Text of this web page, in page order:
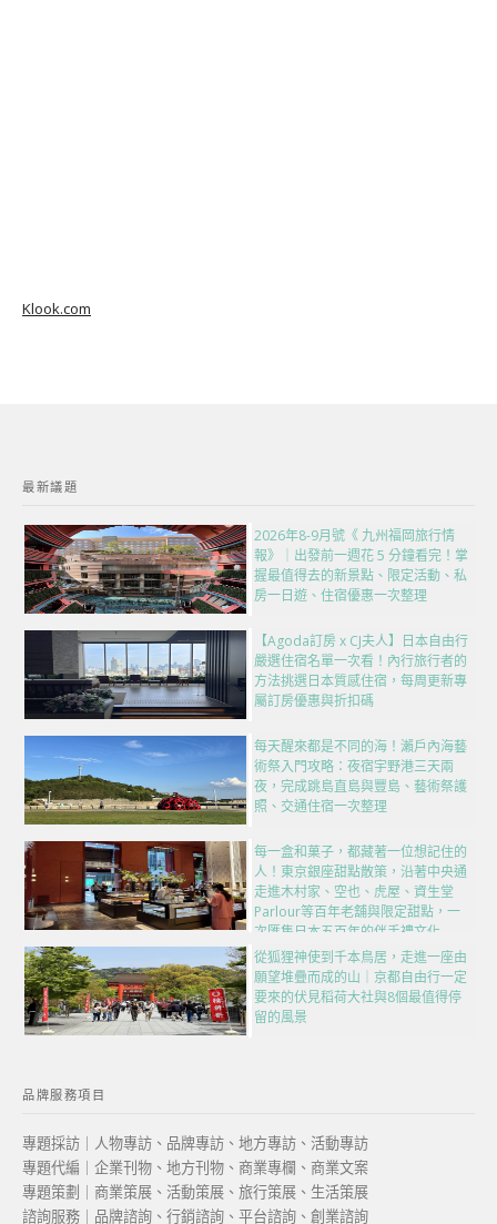
Klook.com
最新議題
2026年8-9月號《 九州福岡旅行情
報》｜出發前一週花 5 分鐘看完！掌
握最值得去的新景點、限定活動、私
房一日遊、住宿優惠一次整理
【Agoda訂房 x CJ夫人】日本自由行
嚴選住宿名單一次看！內行旅行者的
方法挑選日本質感住宿，每周更新專
屬訂房優惠與折扣碼
每天醒來都是不同的海！瀨戶內海藝
術祭入門攻略：夜宿宇野港三天兩
夜，完成跳島直島與豐島、藝術祭護
照、交通住宿一次整理
每一盒和菓子，都藏著一位想記住的
人！東京銀座甜點散策，沿著中央通
走進木村家、空也、虎屋、資生堂
Parlour等百年老舖與限定甜點，一
次匯集日本五百年的伴手禮文化
從狐狸神使到千本鳥居，走進一座由
願望堆疊而成的山｜京都自由行一定
要來的伏見稻荷大社與8個最值得停
留的風景
品牌服務項目
專題採訪｜人物專訪、品牌專訪、地方專訪、活動專訪
專題代編｜企業刊物、地方刊物、商業專欄、商業文案
專題策劃｜商業策展、活動策展、旅行策展、生活策展
諮詢服務｜品牌諮詢、行銷諮詢、平台諮詢、創業諮詢